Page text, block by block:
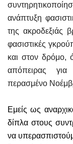
ανάπτυξη
της ακροδεξιάς
φασιστικές
και στον δρόμο,
απόπειρας για
περασμένο
Εμείς ως
δίπλα στους
να